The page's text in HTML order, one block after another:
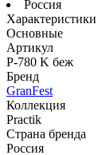
Россия
Характеристики
Основные
Артикул
P-780 K беж
Бренд
GranFest
Коллекция
Practik
Страна бренда
Россия